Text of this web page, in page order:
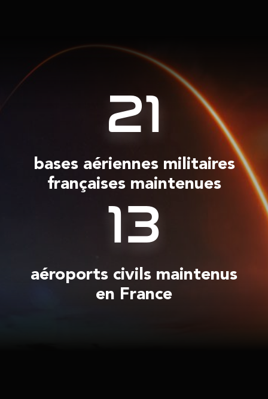
21
bases aériennes militaires
françaises maintenues
13
aéroports civils maintenus
en France